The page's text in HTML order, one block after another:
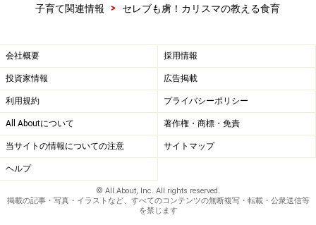
子育て関連情報
> セレブも虜！カリスマの教える食育
会社概要 採用情報
投資家情報 広告掲載
利用規約 プライバシーポリシー
All Aboutについて 著作権・商標・免責
当サイトの情報についての注意 サイトマップ
ヘルプ
© All About, Inc. All rights reserved.
掲載の記事・写真・イラストなど、すべてのコンテンツの無断複写・転載・公衆送信等
を禁じます